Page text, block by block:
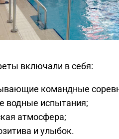
включали в себя:
командные
водные испытания;
атмосфера;
и улыбок.